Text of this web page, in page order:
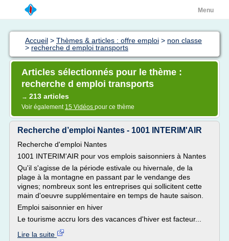
Menu
Accueil > Thèmes & articles : offre emploi > non classe
> recherche d emploi transports
Articles sélectionnés pour le thème :
recherche d emploi transports
→ 213 articles
Voir également 15 Vidéos pour ce thème
Recherche d’emploi Nantes - 1001 INTERIM'AIR
Recherche d'emploi Nantes
1001 INTERIM'AIR pour vos emplois saisonniers à Nantes
Qu'il s'agisse de la période estivale ou hivernale, de la
plage à la montagne en passant par le vendange des
vignes; nombreux sont les entreprises qui sollicitent cette
main d'oeuvre supplémentaire en temps de haute saison.
Emploi saisonnier en hiver
Le tourisme accru lors des vacances d'hiver est facteur...
Lire la suite